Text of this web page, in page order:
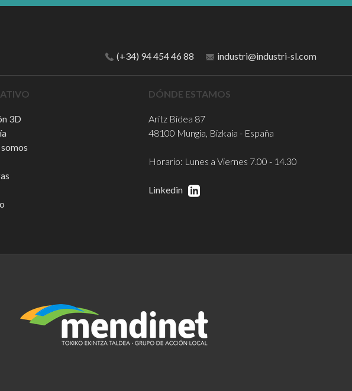
(+34) 94 454 46 88 industri@industri-sl.com
3D
DÓNDE ESTAMOS
Aritz Bidea 87
48100 Mungia, Bizkaia - España
Horario: Lunes a Viernes 7.00 - 14.30
Linkedin